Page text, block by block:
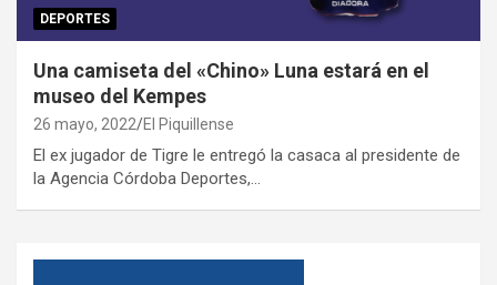
DEPORTES
Una camiseta del «Chino» Luna estará en el
museo del Kempes
26 mayo, 2022 El Piquillense
El ex jugador de Tigre le entregó la casaca al presidente de
la Agencia Córdoba Deportes,…